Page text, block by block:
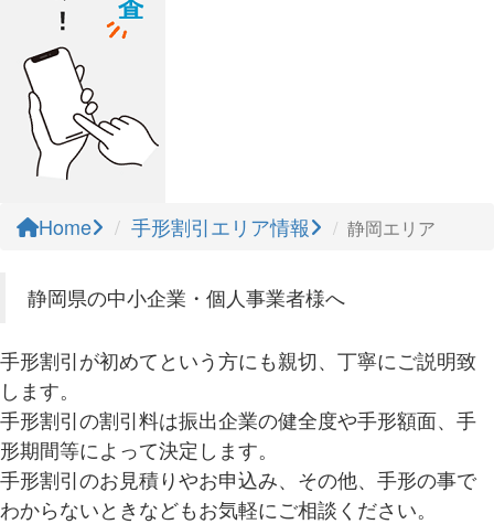
Home 手形割引エリア情報 静岡エリア
静岡県の中小企業・個人事業者様へ
手形割引が初めてという方にも親切、丁寧にご説明致
します。
手形割引の割引料は振出企業の健全度や手形額面、手
形期間等によって決定します。
手形割引のお見積りやお申込み、その他、手形の事で
わからないときなどもお気軽にご相談ください。